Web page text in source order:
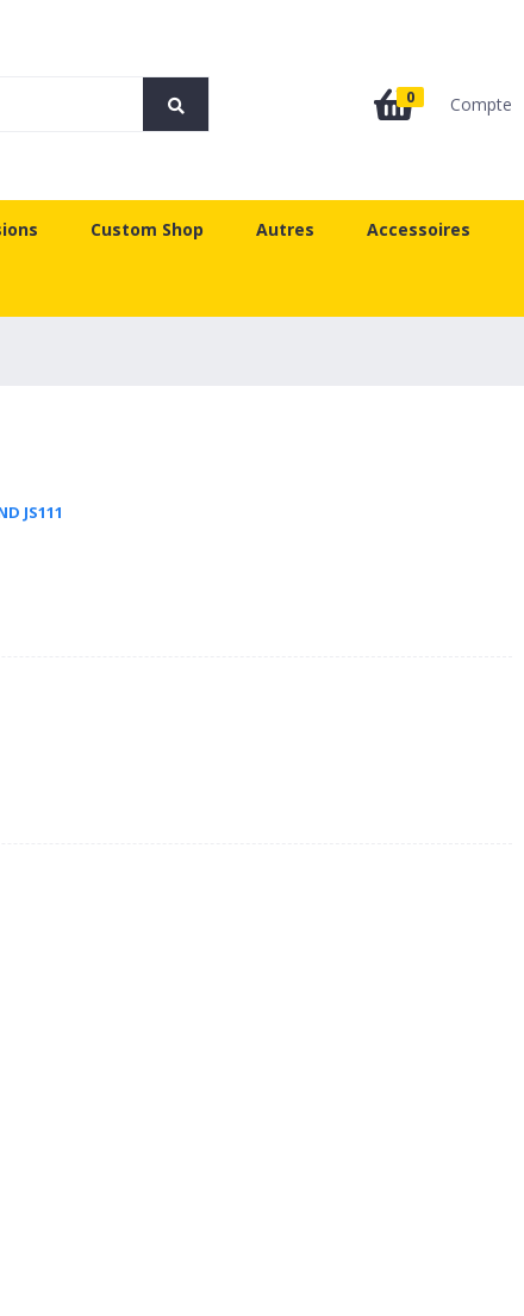
0 Compte
Custom Shop Autres Accessoires
JS111